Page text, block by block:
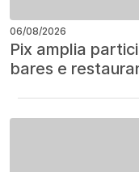
06/08/2026
Pix amplia
bares e